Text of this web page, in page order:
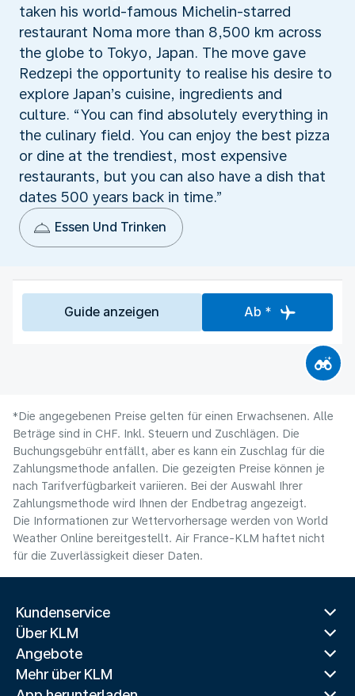
taken his world-famous Michelin-starred
restaurant Noma more than 8,500 km across
the globe to Tokyo, Japan. The move gave
Redzepi the opportunity to realise his desire to
explore Japan’s cuisine, ingredients and
culture. “You can find absolutely everything in
the culinary field. You can enjoy the best pizza
or dine at the trendiest, most expensive
restaurants, but you can also have a dish that
dates 500 years back in time.”
Essen Und Trinken
Guide anzeigen Ab *
*Die angegebenen Preise gelten für einen Erwachsenen. Alle
Beträge sind in CHF. Inkl. Steuern und Zuschlägen. Die
Buchungsgebühr entfällt, aber es kann ein Zuschlag für die
Zahlungsmethode anfallen. Die gezeigten Preise können je
nach Tarifverfügbarkeit variieren. Bei der Auswahl Ihrer
Zahlungsmethode wird Ihnen der Endbetrag angezeigt.
Die Informationen zur Wettervorhersage werden von World
Weather Online bereitgestellt. Air France-KLM haftet nicht
für die Zuverlässigkeit dieser Daten.
Kundenservice
Über KLM
Angebote
Mehr über KLM